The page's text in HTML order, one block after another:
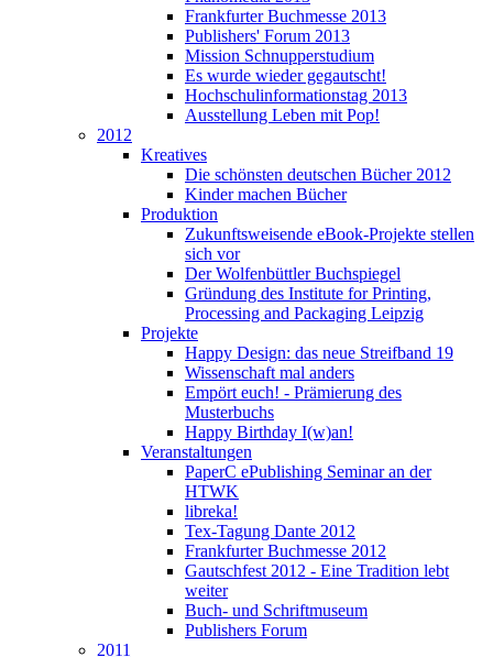
Frankfurter Buchmesse 2013
Publishers' Forum 2013
Mission Schnupperstudium
Es wurde wieder gegautscht!
Hochschulinformationstag 2013
Ausstellung Leben mit Pop!
2012
Kreatives
Die schönsten deutschen Bücher 2012
Kinder machen Bücher
Produktion
Zukunftsweisende eBook-Projekte stellen
sich vor
Der Wolfenbüttler Buchspiegel
Gründung des Institute for Printing,
Processing and Packaging Leipzig
Projekte
Happy Design: das neue Streifband 19
Wissenschaft mal anders
Empört euch! - Prämierung des
Musterbuchs
Happy Birthday I(w)an!
Veranstaltungen
PaperC ePublishing Seminar an der
HTWK
libreka!
Tex-Tagung Dante 2012
Frankfurter Buchmesse 2012
Gautschfest 2012 - Eine Tradition lebt
weiter
Buch- und Schriftmuseum
Publishers Forum
2011